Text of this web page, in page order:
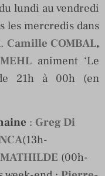
lundi au vendredi
les mercredis dans
Camille COMBAL,
animent ‘Le
21h à 00h (en
: Greg Di
(13h-
MATHILDE (00h-